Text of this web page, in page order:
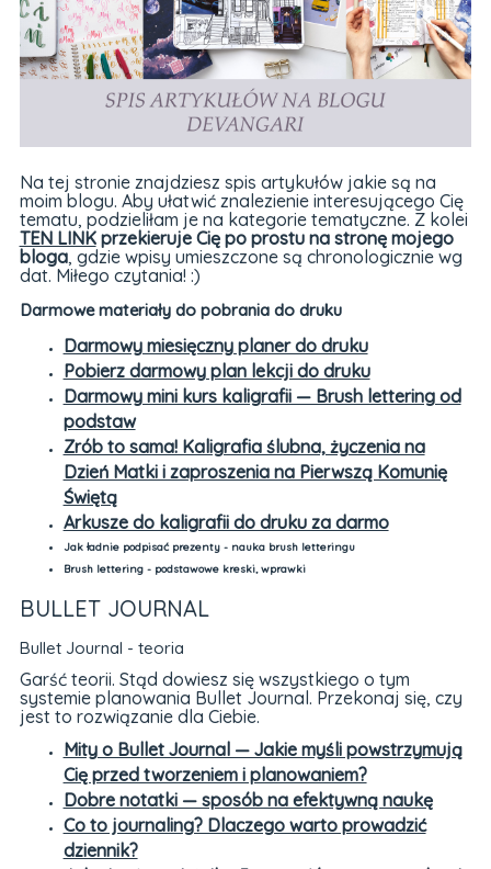
Na tej stronie znajdziesz spis artykułów jakie są na
moim blogu. Aby ułatwić znalezienie interesującego Cię
tematu, podzieliłam je na kategorie tematyczne. Z kolei
TEN LINKprzekieruje Cię po prostu na stronę mojego
bloga, gdzie wpisy umieszczone są chronologicznie wg
dat. Miłego czytania! :)
Darmowe materiały do pobrania do druku
Darmowy miesięczny planer do druku
Pobierz darmowy plan lekcji do druku
Darmowy mini kurs kaligrafii — Brush lettering od
podstaw
Zrób to sama! Kaligrafia ślubna, życzenia na
Dzień Matki i zaproszenia na Pierwszą Komunię
Świętą
Arkusze do kaligrafii do druku za darmo
Jak ładnie podpisać prezenty - nauka brush letteringu
Brush lettering - podstawowe kreski, wprawki
BULLET JOURNAL
Bullet Journal - teoria
Garść teorii. Stąd dowiesz się wszystkiego o tym
systemie planowania Bullet Journal. Przekonaj się, czy
jest to rozwiązanie dla Ciebie.
Mity o Bullet Journal — Jakie myśli powstrzymują
Cię przed tworzeniem i planowaniem?
Dobre notatki — sposób na efektywną naukę
Co to journaling? Dlaczego warto prowadzić
dziennik?